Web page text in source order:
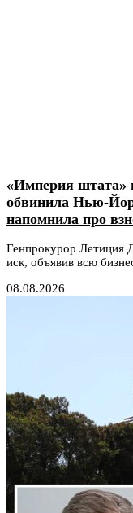
«Империя штата»
обвинила Нью-
напомнила про
Генпрокурор Летиция
иск, объявив всю
08.08.2026